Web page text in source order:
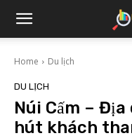
Home Du lịch
DU LỊCH
Núi Cấm –
hút khách